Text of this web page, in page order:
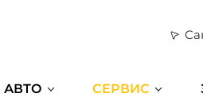
АВТО СЕРВИС